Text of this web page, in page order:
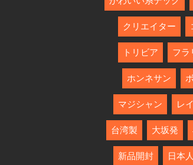
クリエイター
トリビア フラ
ホンネサン
マジシャン レ
台湾製 大坂発
新品開封 日本